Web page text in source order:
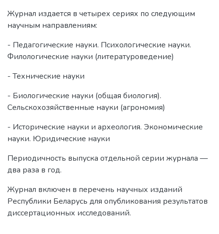
Журнал издается в четырех сериях по следующим
научным направлениям:
- Педагогические науки. Психологические науки.
Филологические науки (литературоведение)
- Технические науки
- Биологические науки (общая биология).
Сельскохозяйственные науки (агрономия)
- Исторические науки и археология. Экономические
науки. Юридические науки
Периодичность выпуска отдельной серии журнала —
два раза в год.
Журнал включен в перечень научных изданий
Республики Беларусь для опубликования результатов
диссертационных исследований.